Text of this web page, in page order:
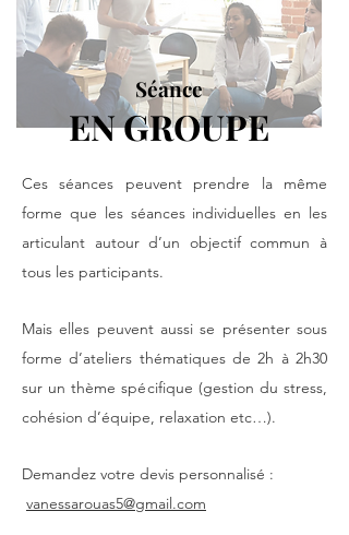
EN GROUPE
Séance
Ces séances peuvent prendre la même
forme que les séances individuelles en les
articulant autour d’un objectif commun à
tous les participants.
Mais elles peuvent aussi se présenter sous
forme d’ateliers thématiques de 2h à 2h30
sur un thème spécifique (gestion du stress,
cohésion d’équipe, relaxation etc…).
Demandez votre devis personnalisé :
vanessarouas5@gmail.com